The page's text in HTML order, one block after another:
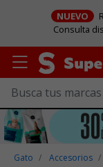
NUEVO
Consulta
Gato Accesorios